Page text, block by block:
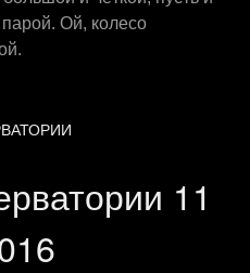
Ой, колесо
11